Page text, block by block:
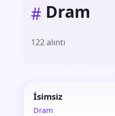
# Dram
122 alıntı
İsimsiz
Dram